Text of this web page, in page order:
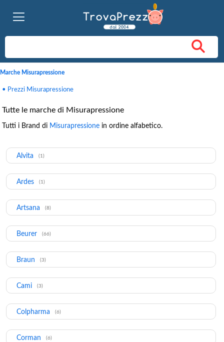
Marche Misurapressione
• Prezzi Misurapressione
Tutte le marche di Misurapressione
Tutti i Brand di Misurapressione in ordine alfabetico.
Alvita (1)
Ardes (1)
Artsana (8)
Beurer (66)
Braun (3)
Cami (3)
Colpharma (6)
Corman (6)